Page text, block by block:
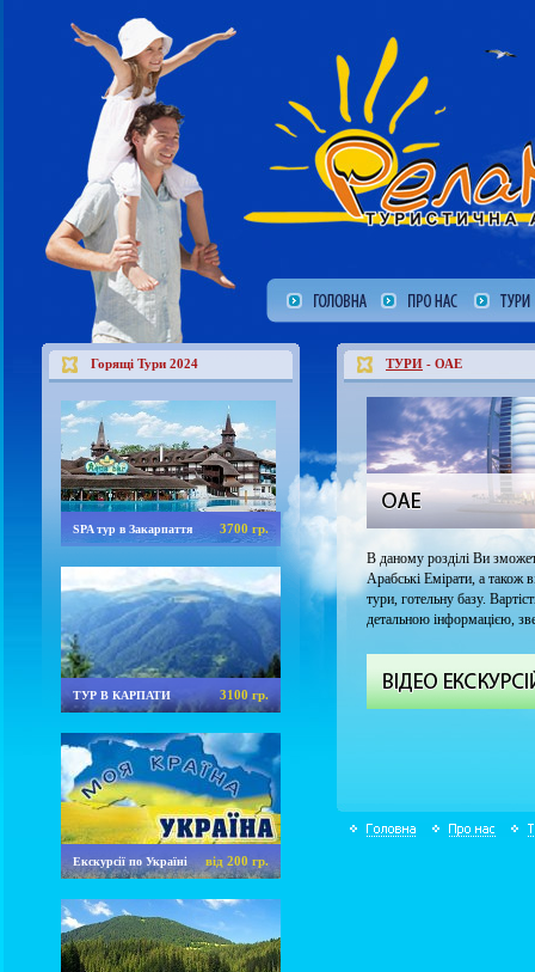
Горящі Тури 2024
SPA тур в Закарпаття 3700 гр.
ТУР В КАРПАТИ 3100 гр.
Екскурсії по Україні від 200 гр.
ТУРИ - ОАЕ
В даному розділі Ви
Арабські Емірати, а також
тури, готельну базу.
детальною інформацією,